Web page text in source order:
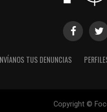
TUS DENUNCIAS
Copyright ©